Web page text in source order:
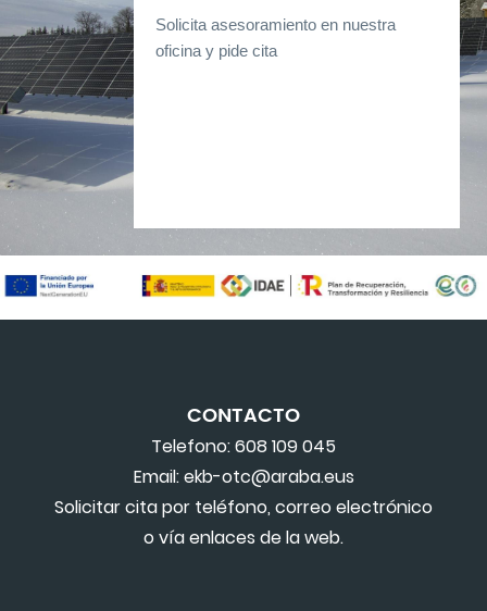
Solicita asesoramiento en nuestra
oficina y pide cita
CONTACTO
Telefono: 608 109 045
Email: ekb-otc@araba.eus
Solicitar cita por teléfono, correo electrónico
o vía enlaces de la web.